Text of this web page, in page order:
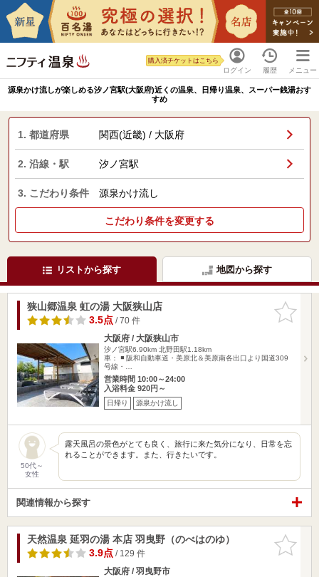
ログイン
購入済チケットはこちら
履歴 メニュー
源泉かけ流しが楽しめる汐ノ宮駅(大阪府)近くの温泉、日帰り温泉、スーパー銭湯おす
すめ
1. 都道府県 関西(近畿) / 大阪府
2. 沿線・駅 汐ノ宮駅
3. こだわり条件 源泉かけ流し
こだわり条件を変更する
リストから探す 地図から探す
お気に入
りに追加
狭山郷温泉 虹の湯 大阪狭山店
3.5点/ 70 件
大阪府 / 大阪狭山市
汐ノ宮駅6.90km 北野田駅1.18km
車： ◾️ 阪和自動車道・美原北＆美原南各出口より国道309
号線・…
営業時間 10:00～24:00
入浴料金 920円～
日帰り 源泉かけ流し
50代～
女性
露天風呂の景色がとても良く、旅行に来た気分になり、日常を忘
れることができます。また、行きたいです。
関連情報から探す
お気に入
りに追加
天然温泉 延羽の湯 本店 羽曳野（のべはのゆ）
3.9点/ 129 件
大阪府 / 羽曳野市